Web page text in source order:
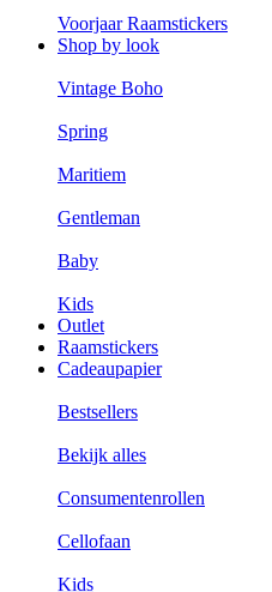
Voorjaar Raamstickers
Shop by look
Vintage Boho
Spring
Maritiem
Gentleman
Baby
Kids
Outlet
Raamstickers
Cadeaupapier
Bestsellers
Bekijk alles
Consumentenrollen
Cellofaan
Kids